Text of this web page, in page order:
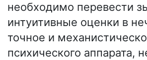
необходимо перевести
интуитивные оценки в
точное и
психического аппарата,